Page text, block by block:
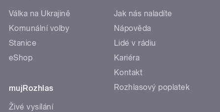
Válka na Ukrajině
Komunální volby
Stanice
eShop
mujRozhlas
Živé vysílání
Jak nás naladíte
Nápověda
Lidé v rádiu
Kariéra
Kontakt
Rozhlasový poplatek